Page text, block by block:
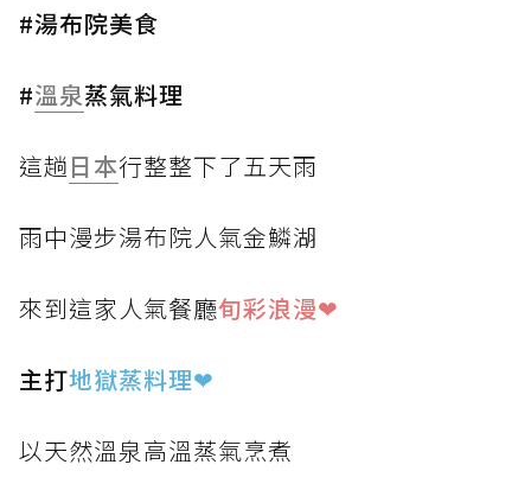
#湯布院美食
#溫泉蒸氣料理
這趟日本行整整下了五天雨
雨中漫步湯布院人氣金鱗湖
來到這家人氣餐廳旬彩浪漫❤
主打地獄蒸料理❤
以天然溫泉高溫蒸氣烹煮